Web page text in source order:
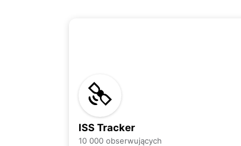
ISS Tracker
10 000 obserwujących